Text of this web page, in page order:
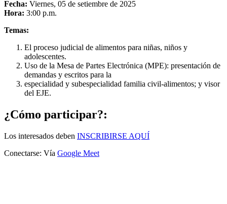
Fecha: Viernes, 05 de setiembre de 2025
Hora: 3:00 p.m.
Temas:
El proceso judicial de alimentos para niñas, niños y
adolescentes.
Uso de la Mesa de Partes Electrónica (MPE): presentación de
demandas y escritos para la
especialidad y subespecialidad familia civil-alimentos; y visor
del EJE.
¿Cómo participar?:
Los interesados deben INSCRIBIRSE AQUÍ
Conectarse: Vía Google Meet